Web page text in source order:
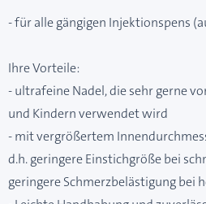
- für alle gängigen Injektionspens
Ihre Vorteile:
- ultrafeine Nadel, die sehr gerne
und Kindern verwendet wird
- mit vergrößertem
d.h. geringere Einstichgröße bei
geringere Schmerzbelästigung bei